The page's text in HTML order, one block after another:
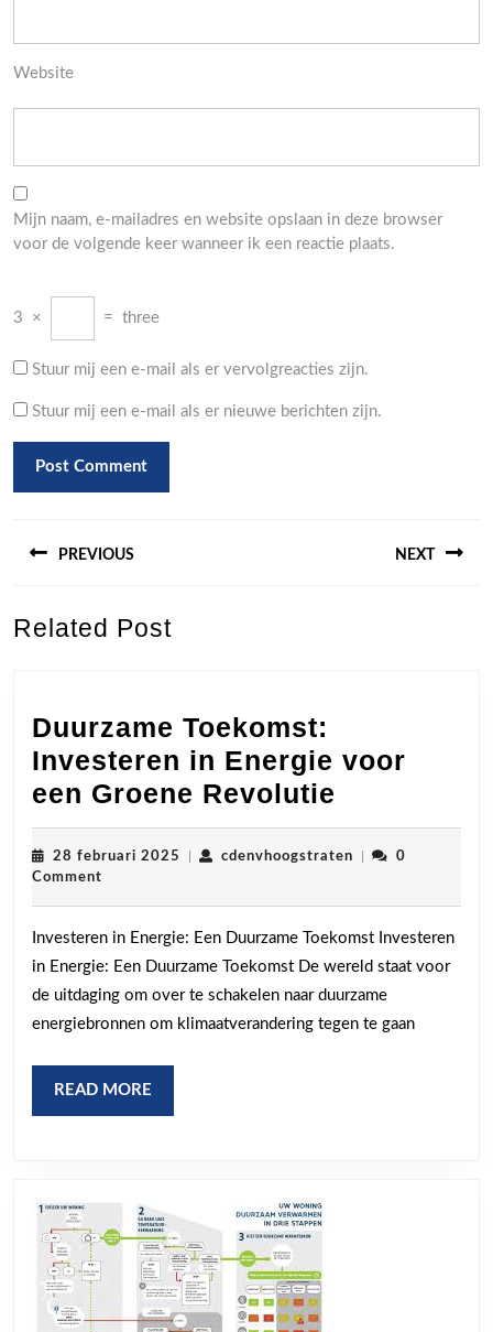
Website
Mijn naam, e-mailadres en website opslaan in deze browser
voor de volgende keer wanneer ik een reactie plaats.
3 × = three
Stuur mij een e-mail als er vervolgreacties zijn.
Stuur mij een e-mail als er nieuwe berichten zijn.
PREVIOUS
post:
NEXT
Related Post
Duurzame Toekomst:
Investeren in Energie voor
een Groene Revolutie
Toekomst:
Investeren
Energie
voor
een
Groene
28 februari 2025 28
cdenvhoogstratencdenvhoogstraten
0
Comment
Investeren in Energie: Een Duurzame Toekomst Investeren
in Energie: Een Duurzame Toekomst De wereld staat voor
de uitdaging om over te schakelen naar duurzame
energiebronnen om klimaatverandering tegen te gaan
READ MORE
MORE